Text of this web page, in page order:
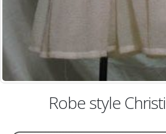
style Christian Dior